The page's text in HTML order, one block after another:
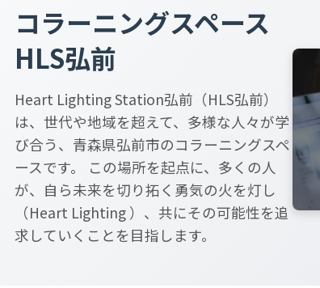
コラーニングスペース
HLS弘前
Heart Lighting Station弘前（HLS弘前）
は、世代や地域を超えて、多様な人々が学
び合う、青森県弘前市のコラーニングスペ
ースです。 この場所を起点に、多くの人
が、自ら未来を切り拓く勇気の火を灯し
（Heart Lighting ）、共にその可能性を追
求していくことを目指します。